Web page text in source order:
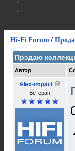
Hi-Fi Forum /
Продаю
Автор
Alex-impact
Ветеран